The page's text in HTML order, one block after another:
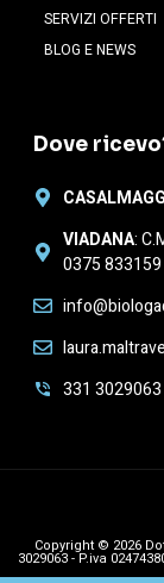
SERVIZI OFFERTI
BLOG E NEWS
Dove
VIADANA:
0375 833159
331 3029063
Copyright © 2026
3029063 - P.iva